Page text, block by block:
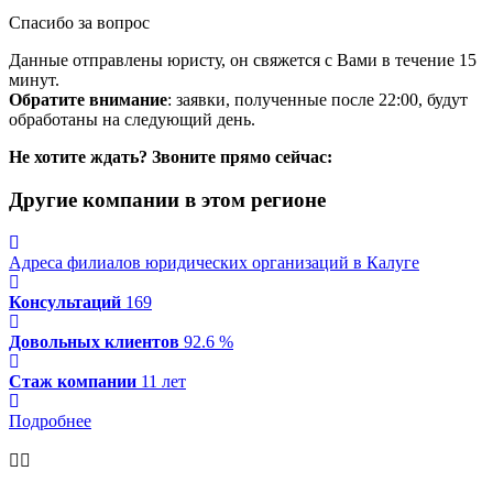
Спасибо за вопрос
Данные отправлены юристу, он свяжется с Вами в течение 15
минут.
Обратите внимание: заявки, полученные после 22:00, будут
обработаны на следующий день.
Не хотите ждать? Звоните прямо сейчас:
Другие компании в этом регионе
Адреса филиалов юридических организаций в Калуге
Консультаций 169
Довольных клиентов 92.6 %
Стаж компании 11 лет
Подробнее